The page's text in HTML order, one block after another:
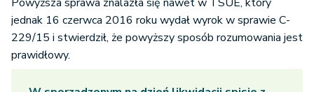
jednak 16 czerwca 2016 roku wydał wyrok w sprawie C-
229/15 i stwierdził, że powyższy sposób rozumowania jest
prawidłowy.